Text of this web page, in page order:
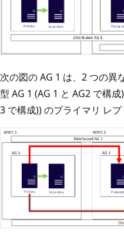
次の図の AG 1 は、2 つの異
型 AG 1 (AG 1 と AG2 で構
3 で構成)) のプライマリ レプ